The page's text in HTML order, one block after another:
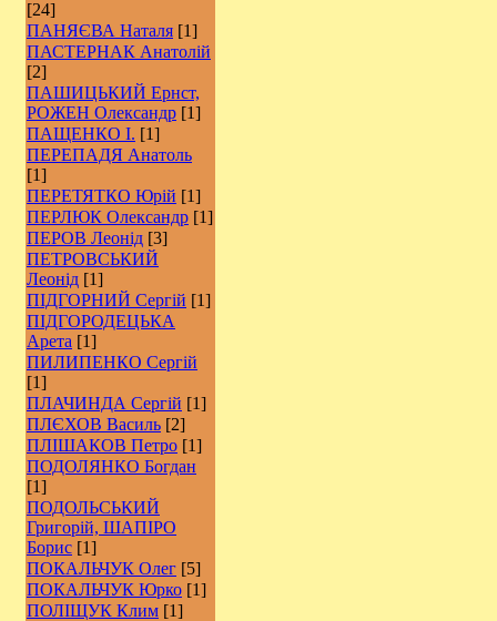
[24]
ПАНЯЄВА Наталя [1]
ПАСТЕРНАК Анатолій
[2]
ПАШИЦЬКИЙ Ернст,
РОЖЕН Олександр [1]
ПАЩЕНКО І. [1]
ПЕРЕПАДЯ Анатоль
[1]
ПЕРЕТЯТКО Юрій [1]
ПЕРЛЮК Олександр [1]
ПЕРОВ Леонід [3]
ПЕТРОВСЬКИЙ
Леонід [1]
ПІДГОРНИЙ Сергій [1]
ПІДГОРОДЕЦЬКА
Арета [1]
ПИЛИПЕНКО Сергій
[1]
ПЛАЧИНДА Сергій [1]
ПЛЄХОВ Василь [2]
ПЛІШАКОВ Петро [1]
ПОДОЛЯНКО Богдан
[1]
ПОДОЛЬСЬКИЙ
Григорій, ШАПІРО
Борис [1]
ПОКАЛЬЧУК Олег [5]
ПОКАЛЬЧУК Юрко [1]
ПОЛІЩУК Клим [1]